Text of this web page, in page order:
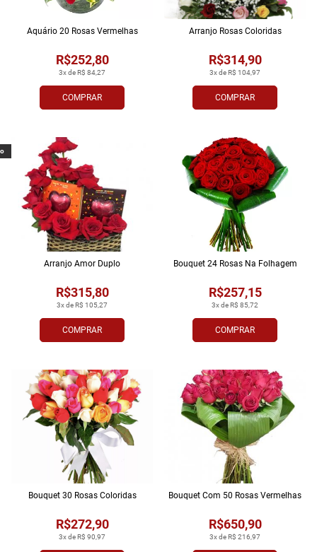
COMPRAR
3x de R$ 84,27
R$252,80
Aquário 20 Rosas Vermelhas
COMPRAR
3x de R$ 104,97
R$314,90
Arranjo Rosas Coloridas
COMPRAR
3x de R$ 105,27
R$315,80
Arranjo Amor Duplo
COMPRAR
3x de R$ 85,72
R$257,15
Bouquet 24 Rosas Na Folhagem
3x de R$ 90,97
R$272,90
Bouquet 30 Rosas Coloridas
3x de R$ 216,97
R$650,90
Bouquet Com 50 Rosas Vermelhas